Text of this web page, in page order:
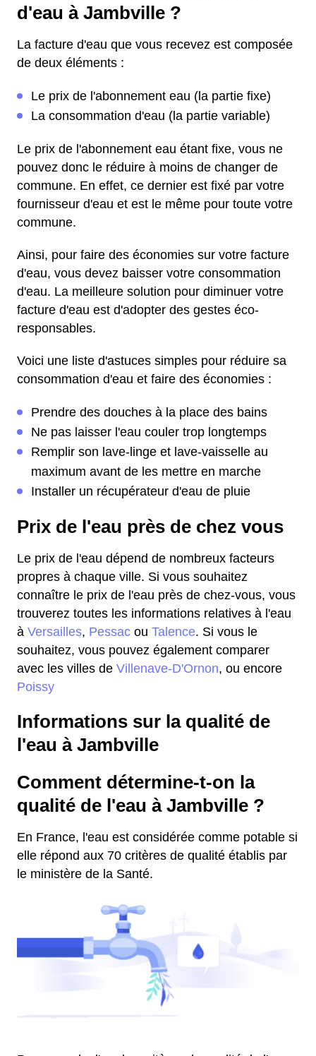
d'eau à Jambville ?
La facture d'eau que vous recevez est composée
de deux éléments :
Le prix de l'abonnement eau (la partie fixe)
La consommation d'eau (la partie variable)
Le prix de l'abonnement eau étant fixe, vous ne
pouvez donc le réduire à moins de changer de
commune. En effet, ce dernier est fixé par votre
fournisseur d'eau et est le même pour toute votre
commune.
Ainsi, pour faire des économies sur votre facture
d'eau, vous devez baisser votre consommation
d'eau. La meilleure solution pour diminuer votre
facture d'eau est d'adopter des gestes éco-
responsables.
Voici une liste d'astuces simples pour réduire sa
consommation d'eau et faire des économies :
Prendre des douches à la place des bains
Ne pas laisser l'eau couler trop longtemps
Remplir son lave-linge et lave-vaisselle au
maximum avant de les mettre en marche
Installer un récupérateur d'eau de pluie
Prix de l'eau près de chez vous
Le prix de l'eau dépend de nombreux facteurs
propres à chaque ville. Si vous souhaitez
connaître le prix de l'eau près de chez-vous, vous
trouverez toutes les informations relatives à l'eau
à Versailles, Pessac ou Talence. Si vous le
souhaitez, vous pouvez également comparer
avec les villes de Villenave-D'Ornon, ou encore
Poissy
Informations sur la qualité de
l'eau à Jambville
Comment détermine-t-on la
qualité de l'eau à Jambville ?
En France, l'eau est considérée comme potable si
elle répond aux 70 critères de qualité établis par
le ministère de la Santé.